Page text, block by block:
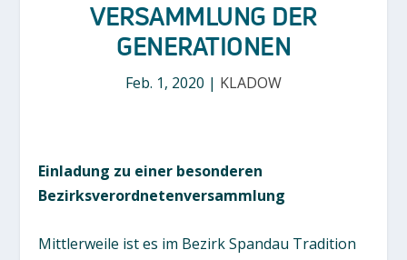
VERSAMMLUNG DER
GENERATIONEN
Feb. 1, 2020 | KLADOW
Einladung zu einer besonderen
Bezirksverordnetenversammlung
Mittlerweile ist es im Bezirk Spandau Tradition